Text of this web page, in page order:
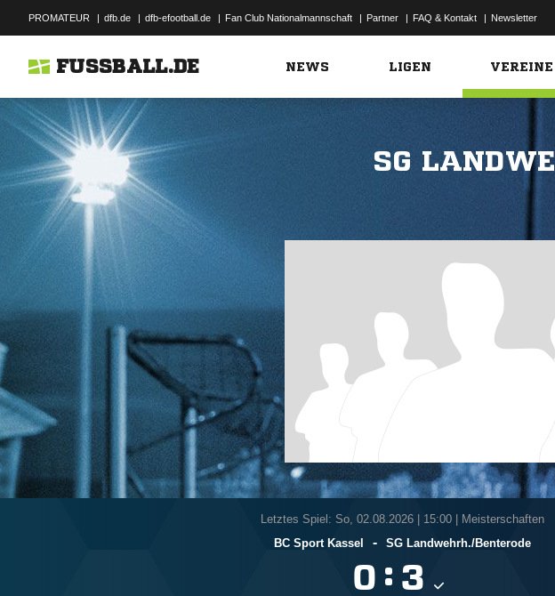
PROMATEUR | dfb.de | dfb-efootball.de | Fan Club Nationalmannschaft | Partner | FAQ & Kontakt | Newsletter
FUSSBALL.DE NEWS LIGEN
SG
Letztes Spiel: So, 02.08.2026| 15:00 | Meisterschaften
BC Sport Kassel
- SG Landwehrh./​Benterode
 : 